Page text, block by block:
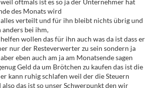
oftmals ist es so ja der Unternehmer hat
des Monats wird
verteilt und für ihn bleibt nichts übrig und
anders bei ihm,
wollen das für ihn auch was da ist dass er
nur der Resteverwerter zu sein sondern ja
eben auch am ja am Monatsende sagen
Geld da um Brötchen zu kaufen das ist die
kann ruhig schlafen weil der die Steuern
das ist so unser Schwerpunkt den wir